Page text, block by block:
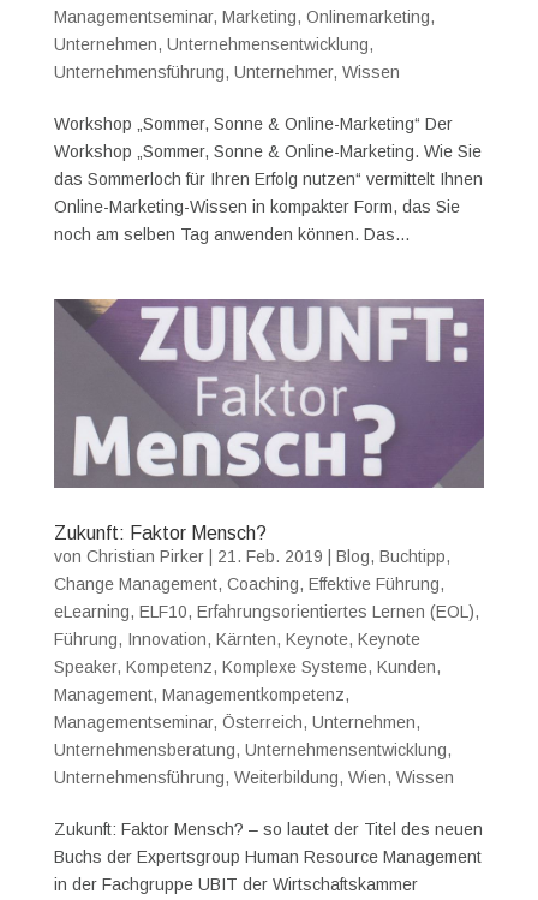
Managementseminar, Marketing, Onlinemarketing,
Unternehmen, Unternehmensentwicklung,
Unternehmensführung, Unternehmer, Wissen
Workshop „Sommer, Sonne & Online-Marketing“ Der
Workshop „Sommer, Sonne & Online-Marketing. Wie Sie
das Sommerloch für Ihren Erfolg nutzen“ vermittelt Ihnen
Online-Marketing-Wissen in kompakter Form, das Sie
noch am selben Tag anwenden können. Das...
Zukunft: Faktor Mensch?
von Christian Pirker| 21. Feb. 2019 Blog, Buchtipp,
Change Management, Coaching, Effektive Führung,
eLearning, ELF10, Erfahrungsorientiertes Lernen (EOL),
Führung, Innovation, Kärnten, Keynote, Keynote
Speaker, Kompetenz, Komplexe Systeme, Kunden,
Management, Managementkompetenz,
Managementseminar, Österreich, Unternehmen,
Unternehmensberatung, Unternehmensentwicklung,
Unternehmensführung, Weiterbildung, Wien, Wissen
Zukunft: Faktor Mensch? – so lautet der Titel des neuen
Buchs der Expertsgroup Human Resource Management
in der Fachgruppe UBIT der Wirtschaftskammer